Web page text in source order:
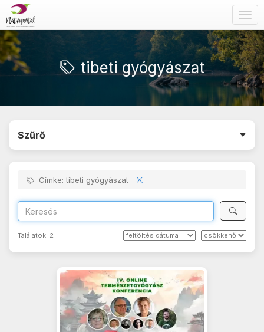
tibeti gyógyászat
Szűrő
Címke: tibeti gyógyászat
Találatok: 2